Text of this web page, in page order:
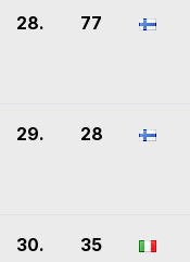
28. 77
29. 28
30. 35